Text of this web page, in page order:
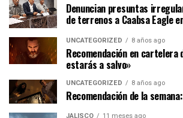
Denuncian presuntas
de terrenos a Caabsa Eagle
UNCATEGORIZED 8 años ago
Recomendación en cartelera
estarás a salvo»
UNCATEGORIZED 8 años ago
Recomendación de la
JALISCO 11 meses ago